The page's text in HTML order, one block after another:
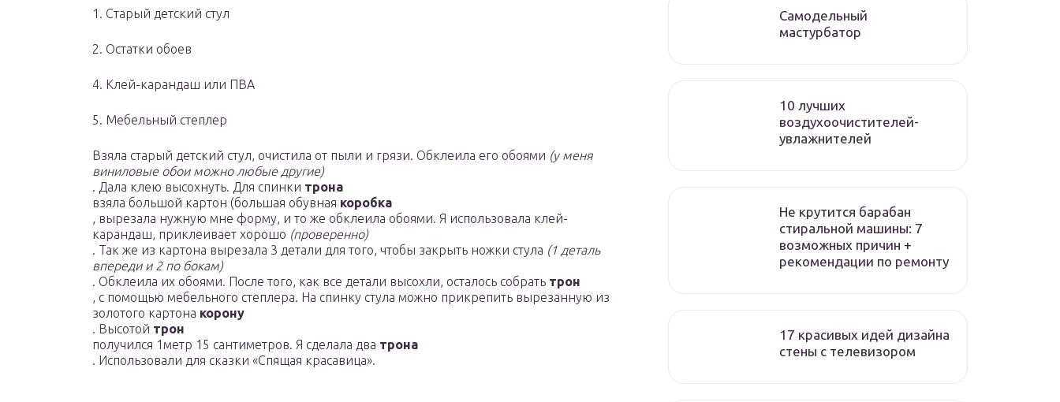
1. Старый детский стул
2. Остатки обоев
4. Клей-карандаш или ПВА
5. Мебельный степлер
Взяла старый детский стул, очистила от пыли и грязи. Обклеила его обоями (у меня
виниловые обои можно любые другие)
. Дала клею высохнуть. Для спинки трона
взяла большой картон (большая обувная коробка
, вырезала нужную мне форму, и то же обклеила обоями. Я использовала клей-
карандаш, приклеивает хорошо (проверенно)
. Так же из картона вырезала 3 детали для того, чтобы закрыть ножки стула (1 деталь
впереди и 2 по бокам)
. Обклеила их обоями. После того, как все детали высохли, осталось собрать трон
, с помощью мебельного степлера. На спинку стула можно прикрепить вырезанную из
золотого картона корону
. Высотой трон
получился 1метр 15 сантиметров. Я сделала два трона
. Использовали для сказки «Спящая красавица».
Самодельный
мастурбатор
10 лучших
воздухоочистителей-
увлажнителей
Не крутится барабан
стиральной машины: 7
возможных причин +
рекомендации по ремонту
17 красивых идей дизайна
стены с телевизором